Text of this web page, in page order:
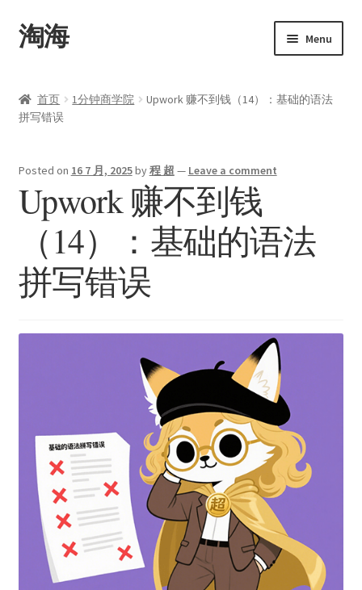
淘海 Menu
关于
Upwork
博客
联系
我的帐户
首页 1分钟商学院
Upwork 赚不到钱（14）：基础的语法
拼写错误
Posted on 16 7 月, 2025by程 超 — Leave a comment
Upwork 赚不到钱
（14）：基础的语法
拼写错误